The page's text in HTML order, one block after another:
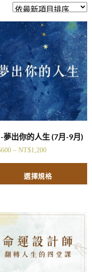
夢出你的人生 (7月-9月)
600 – NT$1,200
選擇規格